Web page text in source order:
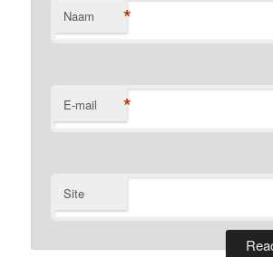
Naam *
E-mail *
Site